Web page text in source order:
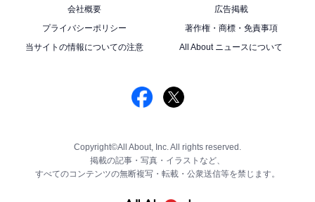
会社概要
広告掲載
プライバシーポリシー
著作権・商標・免責事項
当サイトの情報についての注意
All About ニュースについて
Copyright©All About, Inc. All rights reserved.
掲載の記事・写真・イラストなど、
すべてのコンテンツの無断複写・転載・公衆送信等を禁じます。